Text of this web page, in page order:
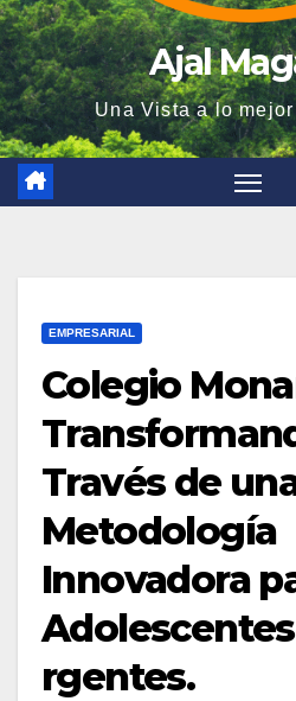
Ajal
Una Vista a lo
EMPRESARIAL
Colegio
Través de
Metodología
Innovadora
rgentes.